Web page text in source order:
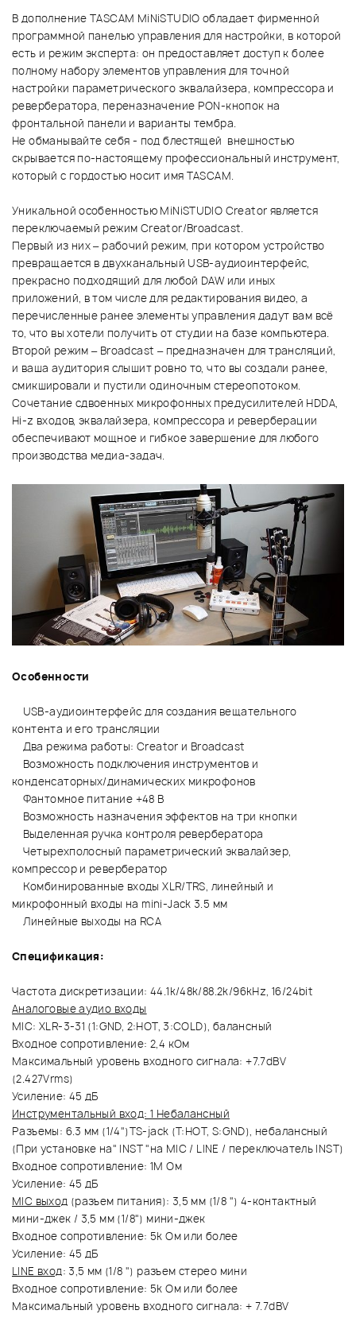
В дополнение TASCAM MiNiSTUDIO обладает фирменной
программной панелью управления для настройки, в которой
есть и режим эксперта: он предоставляет доступ к более
полному набору элементов управления для точной
настройки параметрического эквалайзера, компрессора и
ревербератора, переназначение PON-кнопок на
фронтальной панели и варианты тембра.
Не обманывайте себя - под блестящей внешностью
скрывается по-настоящему профессиональный инструмент,
который с гордостью носит имя TASCAM.
Уникальной особенностью MiNiSTUDIO Creator является
переключаемый режим Creator/Broadcast.
Первый из них – рабочий режим, при котором устройство
превращается в двухканальный USB-аудиоинтерфейс,
прекрасно подходящий для любой DAW или иных
приложений, в том числе для редактирования видео, а
перечисленные ранее элементы управления дадут вам всё
то, что вы хотели получить от студии на базе компьютера.
Второй режим – Broadcast – предназначен для трансляций,
и ваша аудитория слышит ровно то, что вы создали ранее,
смикшировали и пустили одиночным стереопотоком.
Сочетание сдвоенных микрофонных предусилителей HDDA,
Hi-z входов, эквалайзера, компрессора и реверберации
обеспечивают мощное и гибкое завершение для любого
производства медиа-задач.
Особенности
USB-аудиоинтерфейс для создания вещательного
контента и его трансляции
Два режима работы: Creator и Broadcast
Возможность подключения инструментов и
конденсаторных/динамических микрофонов
Фантомное питание +48 В
Возможность назначения эффектов на три кнопки
Выделенная ручка контроля ревербератора
Четырехполосный параметрический эквалайзер,
компрессор и ревербератор
Комбинированные входы XLR/TRS, линейный и
микрофонный входы на mini-Jack 3.5 мм
Линейные выходы на RCA
Спецификация:
Частота дискретизации: 44.1k/48k/88.2k/96kHz, 16/24bit
Аналоговые аудио входы
MIC: XLR-3-31 (1:GND, 2:HOT, 3:COLD), балансный
Входное сопротивление: 2,4 кОм
Максимальный уровень входного сигнала: +7.7dBV
(2.427Vrms)
Усиление: 45 дБ
Инструментальный вход: 1 Небалансный
Разъемы: 6.3 мм (1/4")TS-jack (T:HOT, S:GND), небалансный
(При установке на" INST "на MIC / LINE / переключатель INST)
Входное сопротивление: 1M Ом
Усиление: 45 дБ
MIC выход (разъем питания): 3,5 мм (1/8 ") 4-контактный
мини-джек / 3,5 мм (1/8") мини-джек
Входное сопротивление: 5k Ом или более
Усиление: 45 дБ
LINE вход: 3,5 мм (1/8 ") разъем стерео мини
Входное сопротивление: 5k Ом или более
Максимальный уровень входного сигнала: + 7.7dBV